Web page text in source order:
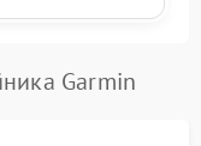
Garmin